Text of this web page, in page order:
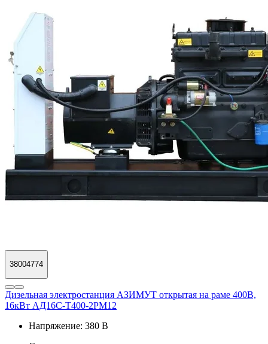
38004774
Дизельная электростанция АЗИМУТ открытая на раме 400В,
16кВт АД16С-Т400-2РМ12
Напряжение: 380 В